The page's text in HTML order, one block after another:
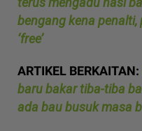
bengang kena
‘free’
ARTIKEL BERKAITAN:
baru bakar tiba-tiba
ada bau busuk masa